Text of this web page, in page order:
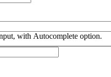
with Autocomplete option.